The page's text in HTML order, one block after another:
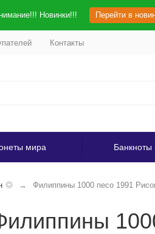
Новинки!!! Перейти в
Контакты
мира Банкноты
Филиппины 1000 песо 1991